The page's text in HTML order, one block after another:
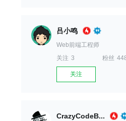
吕小鸣
Web前端工程师
关注 3 粉丝
关注
CrazyCodeB...